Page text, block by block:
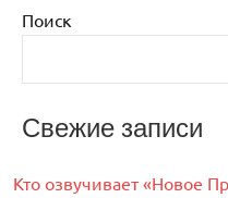
Поиск
Свежие записи
Кто озвучивает «Новое